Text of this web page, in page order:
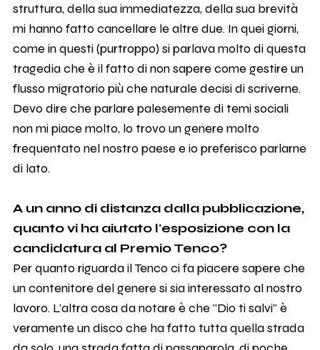
struttura, della sua immediatezza, della sua brevità
mi hanno fatto cancellare le altre due. In quei giorni,
come in questi (purtroppo) si parlava molto di questa
tragedia che è il fatto di non sapere come gestire un
flusso migratorio più che naturale decisi di scriverne.
Devo dire che parlare palesemente di temi sociali
non mi piace molto, lo trovo un genere molto
frequentato nel nostro paese e io preferisco parlarne
di lato.
A un anno di distanza dalla pubblicazione,
quanto vi ha aiutato l'esposizione con la
candidatura al Premio Tenco?
Per quanto riguarda il Tenco ci fa piacere sapere che
un contenitore del genere si sia interessato al nostro
lavoro. L'altra cosa da notare è che "Dio ti salvi" è
veramente un disco che ha fatto tutta quella strada